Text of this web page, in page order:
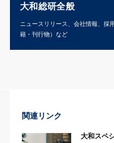
大和総研全般
ニュースリリース、会社情報、採
籍・刊行物）など
関連リンク
大和スペ